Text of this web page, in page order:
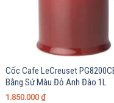
Cốc Cafe LeCreuset
Bằng Sứ Màu Đỏ Anh Đào 1L
1.850.000 ₫